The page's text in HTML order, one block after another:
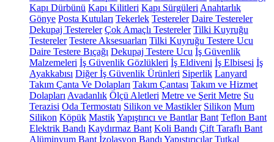
Kapı Dürbünü Kapı Kilitleri Kapı Sürgüleri Anahtarlık
Gönye Posta Kutuları Tekerlek Testereler Daire Testereler
Dekupaj Testereler Çok Amaçlı Testereler Tilki Kuyruğu
Testereler Testere Aksesuarları Tilki Kuyruğu Testere Ucu
Daire Testere Bıçağı Dekupaj Testere Ucu İş Güvenlik
Malzemeleri İş Güvenlik Gözlükleri İş Eldiveni İş Elbisesi İş
Ayakkabısı Diğer İş Güvenlik Ürünleri Siperlik Lanyard
Takım Çanta Ve Dolapları Takım Çantası Takım ve Hizmet
Dolapları Avadanlık Ölçü Aletleri Metre ve Şerit Metre Su
Terazisi Oda Termostatı Silikon ve Mastikler Silikon Mum
Silikon Köpük MastikYapıştırıcı ve Bantlar Bant Teflon Bant
Elektrik Bandı Kaydırmaz Bant Koli Bandı Çift Taraflı Bant
Alüminyum Bant İzolasyon Bandı Yapıştırıcılar Tutkal